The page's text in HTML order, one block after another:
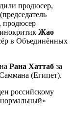
продюсер,
(председатель
, продюсер
Жао
в Объединённых
Рана Хаттаб за
(Египет).
российскому